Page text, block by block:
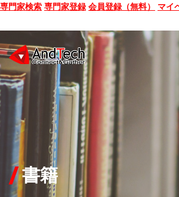
専門家検索 専門家登録 会員登録（無料） マイ
SEMINAR
BOOK
CONSULTING
SERVICE
COMPANY
書籍